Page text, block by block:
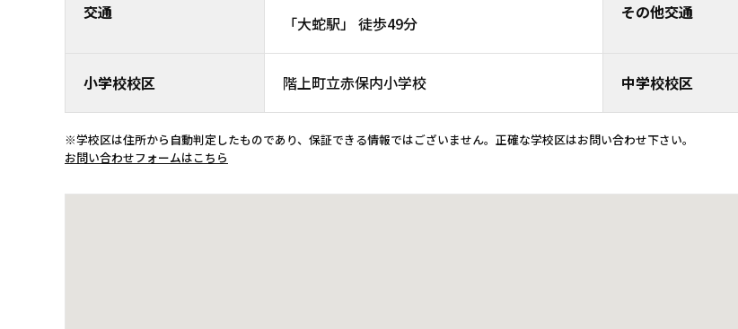
交通
「大蛇駅」 徒歩49分
その他交通
小学校校区 階上町立赤保内小学校 中学校校区
※学校区は住所から自動判定したものであり、保証できる情報ではございません。正確な学校区はお問い合わせ下さい。
お問い合わせフォームはこちら